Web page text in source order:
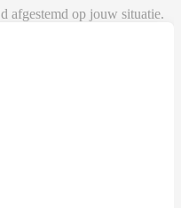
afgestemd op jouw situatie.